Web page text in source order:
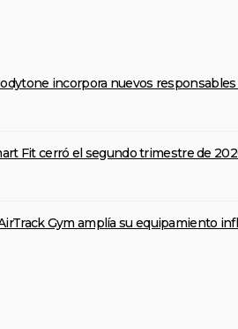
incorpora nuevos
Fit cerró el segundo trimestre de
Gym amplía su equipamiento